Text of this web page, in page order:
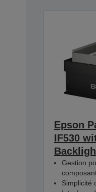
Epson
IF530
Gestion
Simplicité